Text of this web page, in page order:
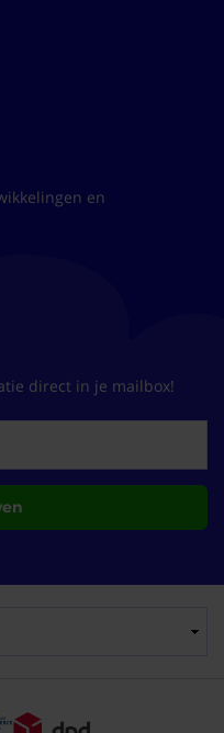
en
direct in je mailbox!